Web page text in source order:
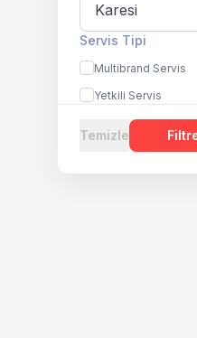
Servis Tipi
Multibrand Servis
Yetkili Servis
Temizle